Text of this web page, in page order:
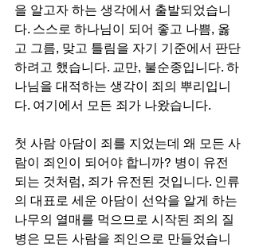
을 알고자 하는 생각에서 출발되었습니
다. 스스로 하나님이 되어 좋고 나쁨, 옳
고 그름, 맞고 틀림을 자기 기준에서 판단
하려고 했습니다. 교만, 불순종입니다. 하
나님을 대적하는 생각이 죄의 뿌리입니
다. 여기에서 모든 죄가 나왔습니다.
첫 사람 아담이 죄를 지었는데 왜 모든 사
람이 죄인이 되어야 합니까? 병이 유전
되는 것처럼, 죄가 유전된 것입니다. 인류
의 대표로 세운 아담이 선악을 알게 하는
나무의 열매를 먹으므로 시작된 죄의 질
병은 모든 사람을 죄인으로 만들었습니